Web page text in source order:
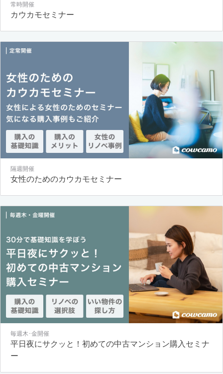
常時開催
カウカモセミナー
隔週開催
女性のためのカウカモセミナー
毎週木･金開催
平日夜にサクッと！初めての中古マンション購入セミナ
ー